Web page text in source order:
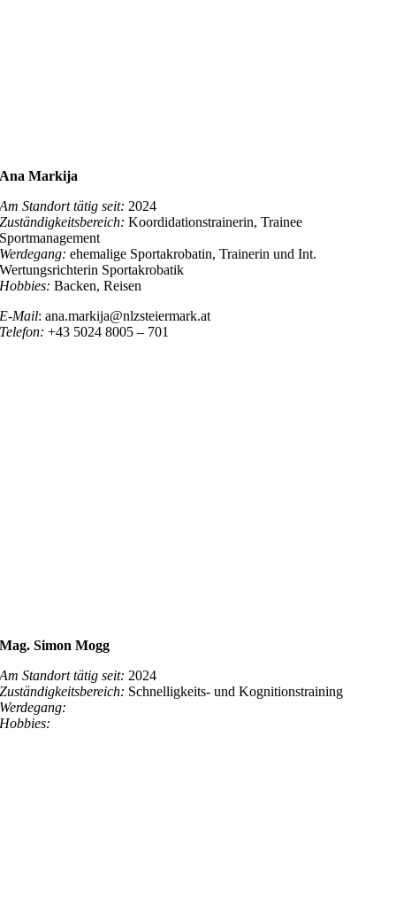
Ana Markija
Am Standort tätig seit: 2024
Zuständigkeitsbereich: Koordidationstrainerin, Trainee
Sportmanagement
Werdegang:ehemalige Sportakrobatin, Trainerin und Int.
Wertungsrichterin Sportakrobatik
Hobbies: Backen, Reisen
E-Mail: ana.markija@nlzsteiermark.at
Telefon:+43 5024 8005 – 701
Mag. Simon Mogg
Am Standort tätig seit: 2024
Zuständigkeitsbereich: Schnelligkeits- und Kognitionstraining
Werdegang:
Hobbies: